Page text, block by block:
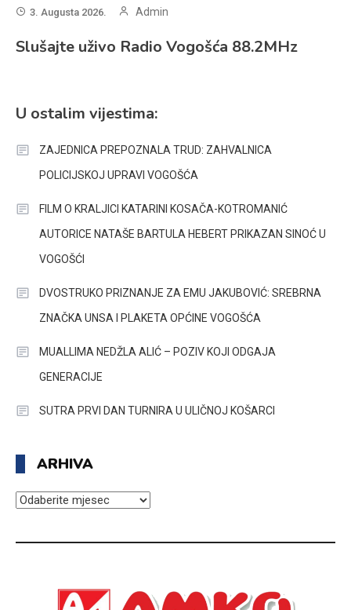
3. Augusta 2026. Admin
Slušajte uživo Radio Vogošća 88.2MHz
U ostalim vijestima:
ZAJEDNICA PREPOZNALA TRUD: ZAHVALNICA
POLICIJSKOJ UPRAVI VOGOŠĆA
FILM O KRALJICI KATARINI KOSAČA-KOTROMANIĆ
AUTORICE NATAŠE BARTULA HEBERT PRIKAZAN SINOĆ U
VOGOŠĆI
DVOSTRUKO PRIZNANJE ZA EMU JAKUBOVIĆ: SREBRNA
ZNAČKA UNSA I PLAKETA OPĆINE VOGOŠĆA
MUALLIMA NEDŽLA ALIĆ – POZIV KOJI ODGAJA
GENERACIJE
SUTRA PRVI DAN TURNIRA U ULIČNOJ KOŠARCI
ARHIVA
ARHIVA